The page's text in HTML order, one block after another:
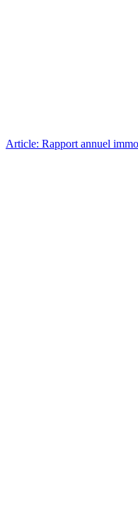
Article: Rapport annuel